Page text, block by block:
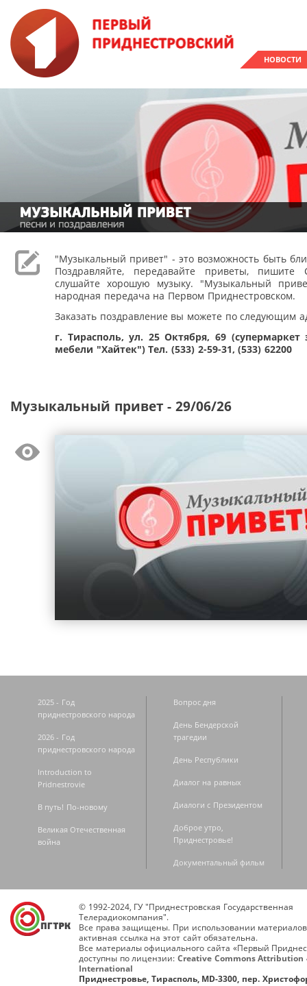
НОВОСТИ
"Музыкальный привет" - это возможность быть
Поздравляйте, передавайте приветы,
слушайте хорошую музыку. "Музыкальный
народная передача на Первом Приднестровском.
Заказать поздравление вы можете по следующим
г. Тирасполь, ул. 25 Октября, 69 (супермаркет
мебели "Хайтек")Тел. (533) 2-59-31, (533) 62200
Музыкальный привет - 29/06/26
2025 - Год
приднестровского народа
2026 - Год
приднестровского народа
Introduction to
Pridnestrovie
В путь! По-новому
Великая Отечественная
война
Вопрос дня
День Бендерской
трагедии
День Республики
Диалог на равных
Диалоги с Президентом
Доброе утро,
Приднестровье!
Документальный фильм
© 1992-2024, ГУ "Приднестровская Государственная
Телерадиокомпания".
Все права защищены. При использовании
активная ссылка на этот сайт обязательна.
Все материалы официального сайта «Первый
доступны по лицензии: Creative Commons Attribution
International
Приднестровье, Тирасполь, MD-3300, пер.